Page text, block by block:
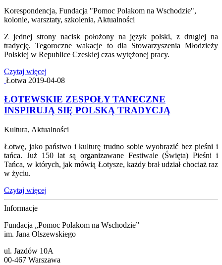
Korespondencja, Fundacja "Pomoc Polakom na Wschodzie",
kolonie, warsztaty, szkolenia, Aktualności
Z jednej strony nacisk położony na język polski, z drugiej na
tradycję. Tegoroczne wakacje to dla Stowarzyszenia Młodzieży
Polskiej w Republice Czeskiej czas wytężonej pracy.
Czytaj więcej
Łotwa 2019-04-08
ŁOTEWSKIE ZESPOŁY TANECZNE
INSPIRUJĄ SIĘ POLSKĄ TRADYCJĄ
Kultura, Aktualności
Łotwę, jako państwo i kulturę trudno sobie wyobrazić bez pieśni i
tańca. Już 150 lat są organizawane Festiwale (Święta) Pieśni i
Tańca, w których, jak mówią Łotysze, każdy brał udział chociaż raz
w życiu.
Czytaj więcej
Informacje
Fundacja „Pomoc Polakom na Wschodzie”
im. Jana Olszewskiego
ul. Jazdów 10A
00-467 Warszawa